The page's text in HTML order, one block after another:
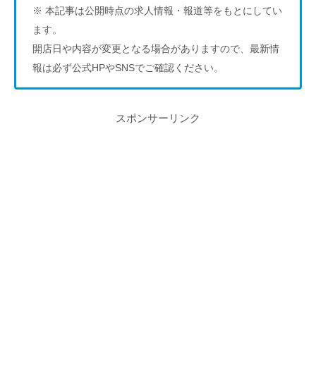
※ 本記事は公開時点の求人情報・報道等をもとにしてい
ます。
開店日や内容が変更となる場合がありますので、最新情
報は必ず公式HPやSNSでご確認ください。
スポンサーリンク